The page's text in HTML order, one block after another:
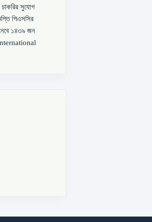
সুযোগ
পিএসসির
১৪৩৯ জন